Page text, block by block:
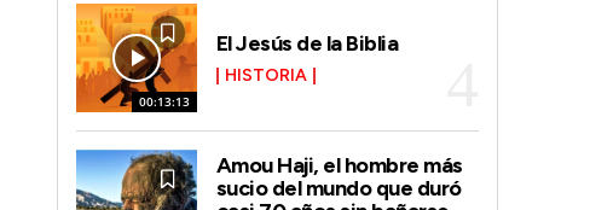
00:13:13
El Jesús de la Biblia
HISTORIA
Amou Haji, el hombre más
sucio del mundo que duró